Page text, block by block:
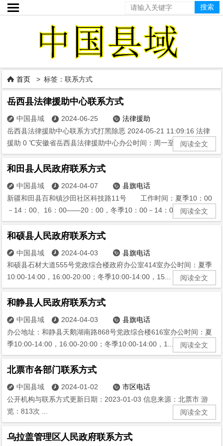

 首页 > 标签：联系方式
岳西县法律援助中心联系方式
 中国县域  2024-06-25  法律援助
岳西县法律援助中心联系方式打黑除恶 2024-05-21 11:09:16 法律
援助 0 ℃安徽省岳西县法律援助中心办公时间：周一至周五8:00...
阅读全文
和田县人民政府联系方式
 中国县域  2024-04-07  县旗电话
新疆和田县百和镇沙田社区科技路11号 工作时间：夏季10：00
－14：00、16：00——20：00，冬季10：00－14：00，15：3...
阅读全文
和硕县人民政府联系方式
 中国县域  2024-04-03  县旗电话
和硕县石材大道555号党政综合楼政府办公室414室办公时间：夏季
10:00-14:00，16:00-20:00；冬季10:00-14:00，15...
阅读全文
和静县人民政府联系方式
 中国县域  2024-04-03  县旗电话
办公地址：和静县天鹅湖南路868号党政综合楼616室办公时间：夏
季10:00-14:00，16:00-20:00；冬季10:00-14:00，1...
阅读全文
北票市各部门联系方式
 中国县域  2024-01-02  市区电话
公开机构与联系方式更新日期：2023-01-03 信息来源：北票市 游
览：813次 ...
阅读全文
乌拉盖管理区人民政府联系方式